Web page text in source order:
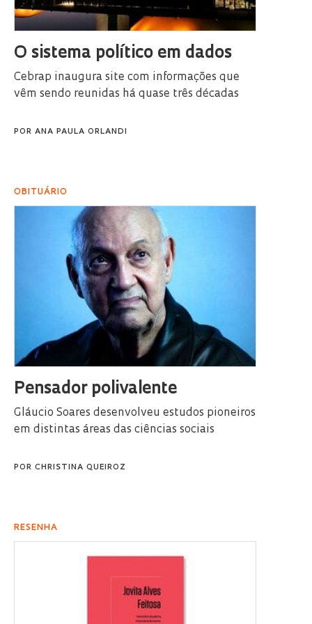
O sistema político em dados
Cebrap inaugura site com informações que
vêm sendo reunidas há quase três décadas
POR ANA PAULA ORLANDI
OBITUÁRIO
Pensador polivalente
Gláucio Soares desenvolveu estudos pioneiros
em distintas áreas das ciências sociais
POR CHRISTINA QUEIROZ
RESENHA